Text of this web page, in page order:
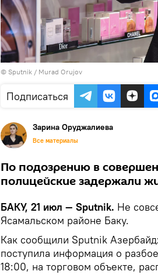
© Sputnik / Murad Orujov
Подписаться
Зарина Оруджалиева
Все материалы
По подозрению в
полицейские задержали
БАКУ, 21 июл — Sputnik. Не
Ясамальском районе Баку.
Как сообщили Sputnik
поступила информация о
18:00, на торговом объекте,